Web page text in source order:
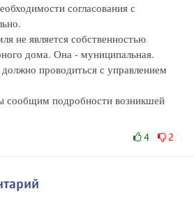
согласования с
не является собственностью
дома. Она - муниципальная.
проводиться с управлением
подробности возникшей
4 2